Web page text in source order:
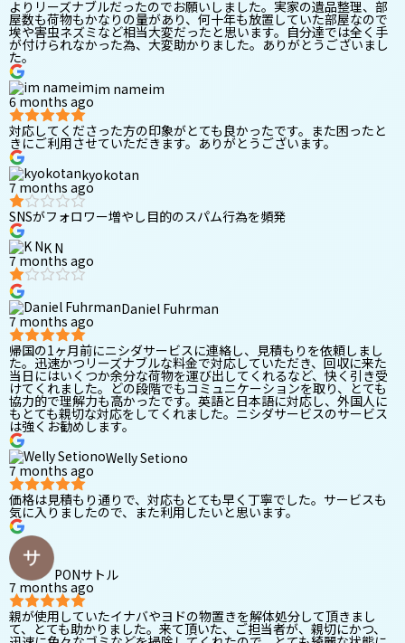
よりリーズナブルだったのでお願いしました。実家の遺品整理、部
屋数も荷物もかなりの量があり、何十年も放置していた部屋なので
埃や害虫ネズミなど相当大変だったと思います。自分達では全く手
が付けられなかった為、大変助かりました。ありがとうございまし
た。
im nameim
6 months ago
対応してくださった方の印象がとても良かったです。また困ったと
きにご利用させていただきます。ありがとうございます。
kyokotan
7 months ago
SNSがフォロワー増やし目的のスパム行為を頻発
K N
7 months ago
Daniel Fuhrman
7 months ago
帰国の1ヶ月前にニシダサービスに連絡し、見積もりを依頼しまし
た。迅速かつリーズナブルな料金で対応していただき、回収に来た
当日にはいくつか余分な荷物を運び出してくれるなど、快く引き受
けてくれました。どの段階でもコミュニケーションを取り、とても
協力的で理解力も高かったです。英語と日本語に対応し、外国人に
もとても親切な対応をしてくれました。ニシダサービスのサービス
は強くお勧めします。
Welly Setiono
7 months ago
価格は見積もり通りで、対応もとても早く丁寧でした。サービスも
気に入りましたので、また利用したいと思います。
PONサトル
7 months ago
親が使用していたイナバやヨドの物置きを解体処分して頂きまし
て、とても助かりました。来て頂いた、ご担当者が、親切にかつ、